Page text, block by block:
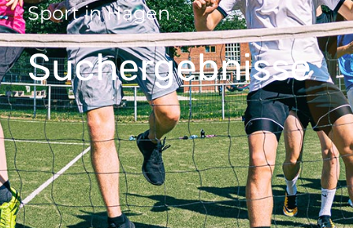
Sport in Hagen
Suchergebnisse